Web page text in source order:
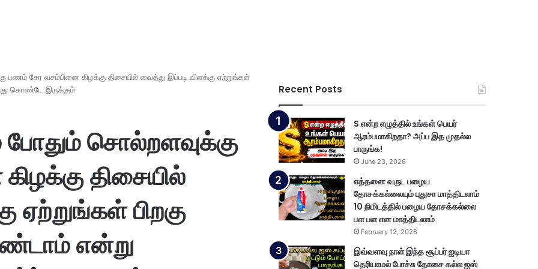
பணம் சேர வசம்பினை கிழக்கு திசையில் வைத்து இப்படி விளக்கு ஏற்றுங்கள்
கொண்டே இருக்கும்
சொல்றளவுக்கு
திசையில்
ஏற்றுங்கள் பிறகு
என்று
Recent Posts
S என்ற எழுத்தில் உங்கள் பெயர்
ஆரம்பமாகிறதா? அப்ப இத முதல்ல
பாருங்க!
June 23, 2026
எத்தனை வருட பழைய
தோசக்கல்லையும் புதுசா மாத்திடலாம்
10 நிமிடத்தில் பழைய தோசக்கல்லை
பள பள என மாத்திடலாம்
February 12, 2026
இவ்வளவு நாள் இந்த சூப்பர் ஐடியா
தெரியாமல் போச்சு தோசை கல்ல ஐஸ்